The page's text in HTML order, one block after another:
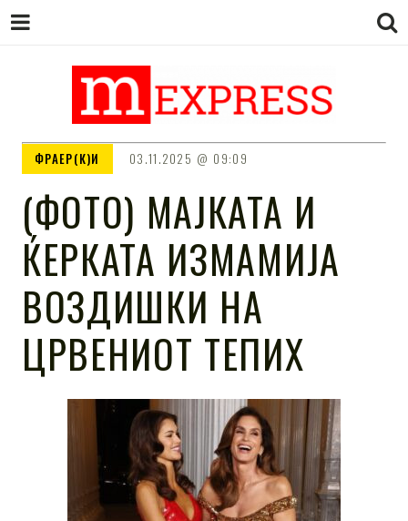
M EXPRESS
ФРАЕР(К)И 03.11.2025 09:09
(ФОТО) МАЈКАТА И
ЌЕРКАТА ИЗМАМИЈА
ВОЗДИШКИ НА
ЦРВЕНИОТ ТЕПИХ